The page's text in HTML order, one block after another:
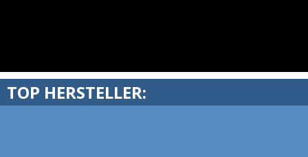
TOP HERSTELLER: